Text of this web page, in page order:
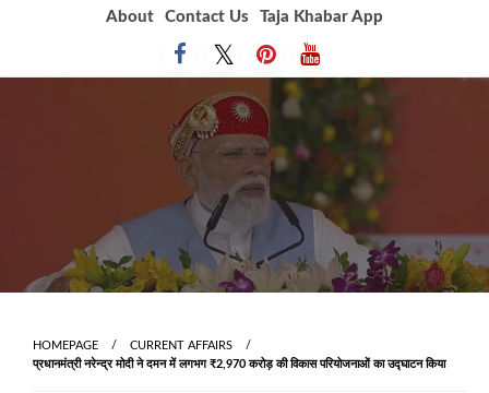
About Contact Us Taja Khabar App
HOMEPAGE
CURRENT AFFAIRS
प्रधानमंत्री नरेन्द्र मोदी ने दमन में लगभग ₹2,970 करोड़ की विकास परियोजनाओं का उद्घाटन किया